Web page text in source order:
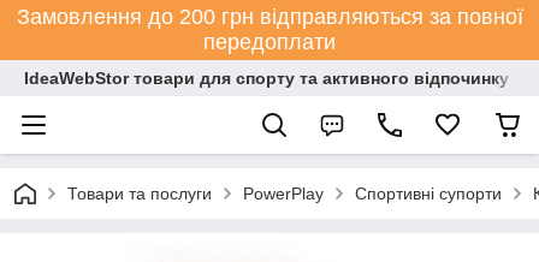
Замовлення до 200 грн відправляються за повної
передоплати
IdeaWebStor товари для спорту та активного відпочинку
Товари та послуги PowerPlay Спортивні супорти